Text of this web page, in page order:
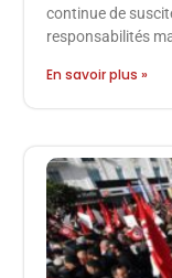
continue de
responsabilités
En savoir plus »